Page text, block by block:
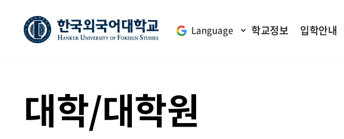
Language 학교정보 입학안내
대학/대학원